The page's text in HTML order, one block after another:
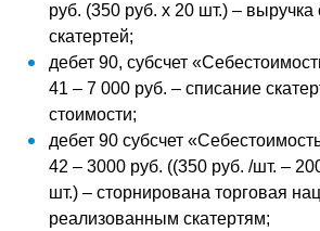
руб. (350 руб. х 20 шт.) – выручка
скатертей;
дебет 90, субсчет
41 – 7 000 руб. – списание
стоимости;
дебет 90 субсчет
42 – 3000 руб. ((350 руб. /шт. –
шт.) – сторнирована торговая
реализованным скатертям;